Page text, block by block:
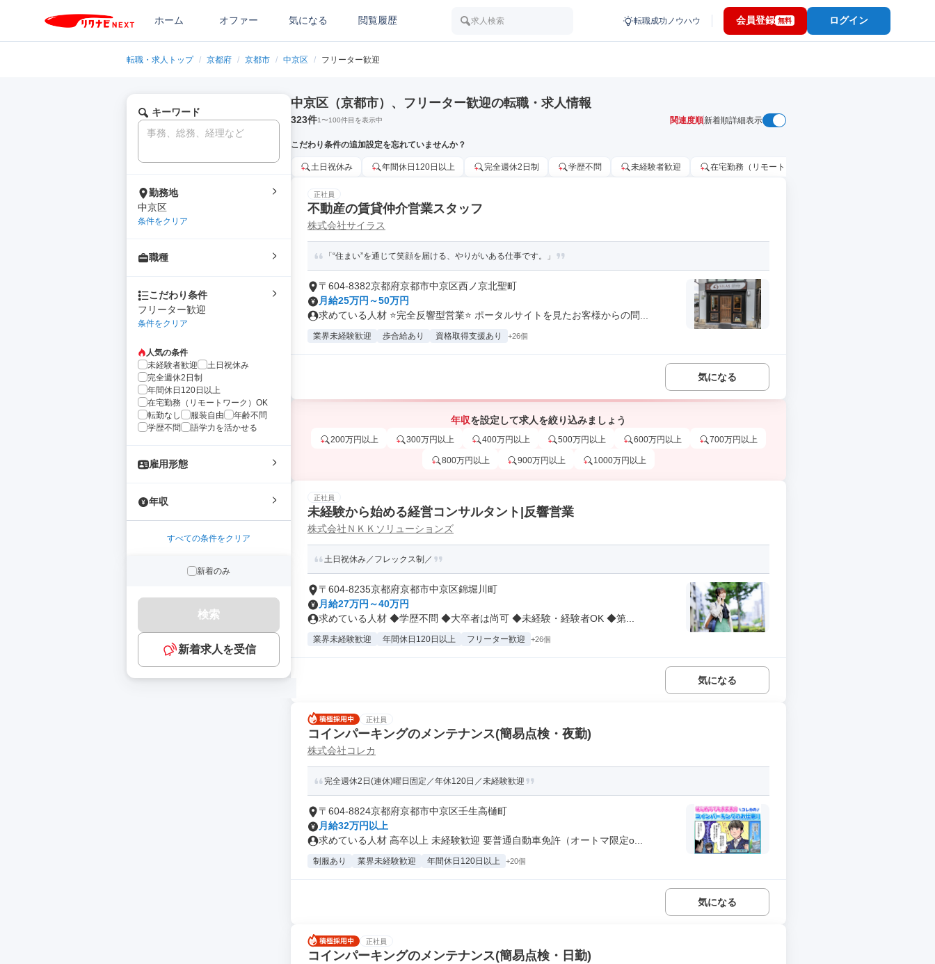
ホーム オファー 気になる 閲覧履歴 求人検索 転職成功ノウハウ 会員登録 無料 ログイン
転職・求人トップ / 京都府 / 京都市 / 中京区 / フリーター歓迎
キーワード
勤務地
中京区
条件をクリア
職種
こだわり条件
フリーター歓迎
条件をクリア
人気の条件
未経験者歓迎
土日祝休み
完全週休2日制
年間休日120日以上
在宅勤務（リモートワーク）OK
転勤なし
服装自由
年齢不問
学歴不問
語学力を活かせる
雇用形態
年収
すべての条件をクリア
新着のみ
検索
新着求人を受信
中京区（京都市）、フリーター歓迎の転職・求人情報
323件1〜100件目を表示中 関連度順新着順詳細表示
こだわり条件の追加設定を忘れていませんか？
土日祝休み 年間休日120日以上 完全週休2日制 学歴不問 未経験者歓迎 在宅勤務（リモートワーク）OK
正社員
不動産の賃貸仲介営業スタッフ
株式会社サイラス
「“住まい”を通じて笑顔を届ける、やりがいある仕事です。」
〒604-8382京都府京都市中京区西ノ京北聖町
月給25万円～50万円
求めている人材 ⭐完全反響型営業⭐ ポータルサイトを見たお客様からの問...
業界未経験歓迎 歩合給あり 資格取得支援あり +26個
気になる
年収を設定して求人を絞り込みましょう
200万円以上 300万円以上 400万円以上 500万円以上 600万円以上 700万円以上
800万円以上 900万円以上 1000万円以上
正社員
未経験から始める経営コンサルタント|反響営業
株式会社ＮＫＫソリューションズ
土日祝休み／フレックス制／
〒604-8235京都府京都市中京区錦堀川町
月給27万円～40万円
求めている人材 ◆学歴不問 ◆大卒者は尚可 ◆未経験・経験者OK ◆第...
業界未経験歓迎 年間休日120日以上 フリーター歓迎 +26個
気になる
正社員
コインパーキングのメンテナンス(簡易点検・夜勤)
株式会社コレカ
完全週休2日(連休)曜日固定／年休120日／未経験歓迎
〒604-8824京都府京都市中京区壬生高樋町
月給32万円以上
求めている人材 高卒以上 未経験歓迎 要普通自動車免許（オートマ限定o...
制服あり 業界未経験歓迎 年間休日120日以上 +20個
気になる
正社員
コインパーキングのメンテナンス(簡易点検・日勤)